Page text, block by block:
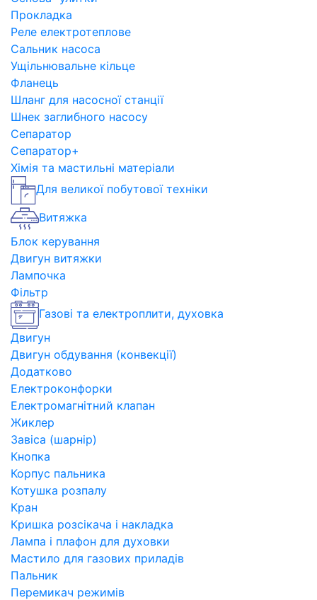
Прокладка
Реле електротеплове
Сальник насоса
Ущільнювальне кільце
Фланець
Шланг для насосної станції
Шнек заглибного насосу
Сепаратор
Сепаратор+
Хімія та мастильні матеріали
Для великої побутової техніки
Витяжка
Блок керування
Двигун витяжки
Лампочка
Фільтр
Газові та електроплити, духовка
Двигун
Двигун обдування (конвекції)
Додатково
Електроконфорки
Електромагнітний клапан
Жиклер
Завіса (шарнір)
Кнопка
Корпус пальника
Котушка розпалу
Кран
Кришка розсікача і накладка
Лампа і плафон для духовки
Мастило для газових приладів
Пальник
Перемикач режимів